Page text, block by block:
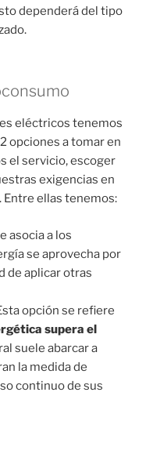
dependerá del tipo
eléctricos tenemos
opciones a tomar en
el servicio, escoger
exigencias en
ellas tenemos:
asocia a los
se aprovecha por
de aplicar otras
opción se refiere
supera el
suele abarcar a
la medida de
continuo de sus